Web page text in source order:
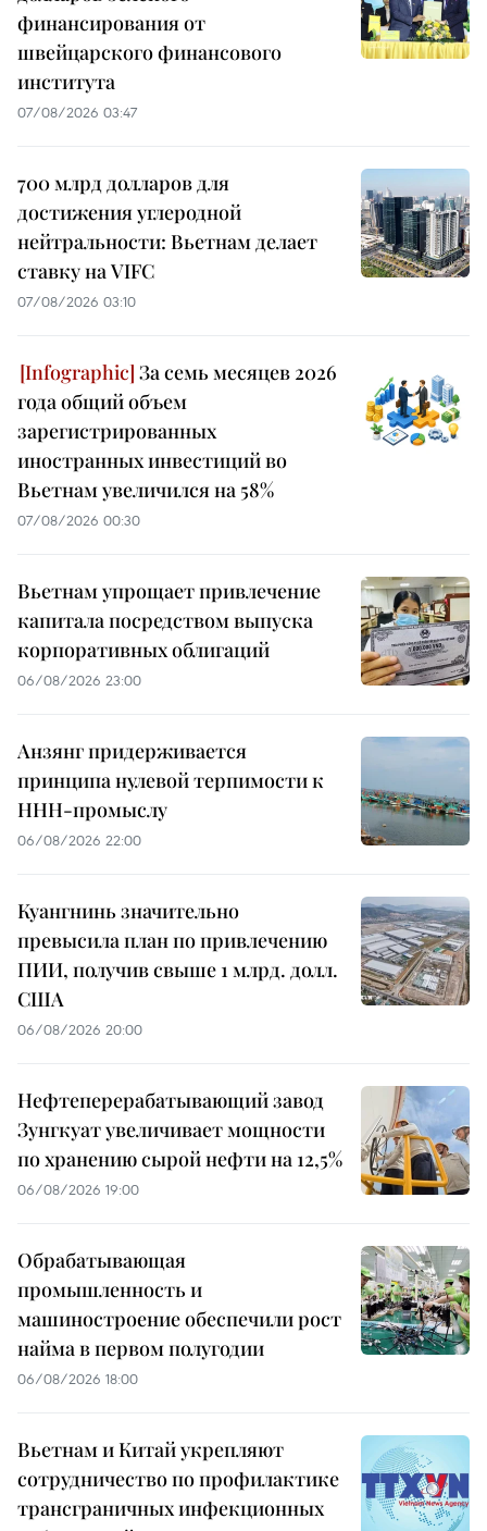
финансирования от
швейцарского финансового
института
07/08/2026 03:47
700 млрд долларов для
достижения углеродной
нейтральности: Вьетнам делает
ставку на VIFC
07/08/2026 03:10
За семь месяцев 2026
года общий объем
зарегистрированных
иностранных инвестиций во
Вьетнам увеличился на 58%
07/08/2026 00:30
Вьетнам упрощает привлечение
капитала посредством выпуска
корпоративных облигаций
06/08/2026 23:00
Анзянг придерживается
принципа нулевой терпимости к
ННН-промыслу
06/08/2026 22:00
Куангнинь значительно
превысила план по привлечению
ПИИ, получив свыше 1 млрд. долл.
США
06/08/2026 20:00
Нефтеперерабатывающий завод
Зунгкуат увеличивает мощности
по хранению сырой нефти на 12,5%
06/08/2026 19:00
Обрабатывающая
промышленность и
машиностроение обеспечили рост
найма в первом полугодии
06/08/2026 18:00
Вьетнам и Китай укрепляют
сотрудничество по профилактике
трансграничных инфекционных